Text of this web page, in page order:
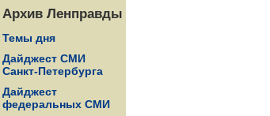
Архив Ленправды
Темы дня
Дайджест СМИ
Санкт-Петербурга
Дайджест
федеральных СМИ